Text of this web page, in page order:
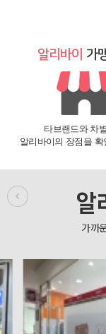
알리바이 가
타브랜드와 차
알리바이의 장점을 확
알